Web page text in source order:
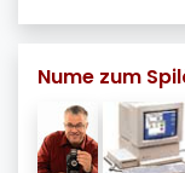
Nume zum